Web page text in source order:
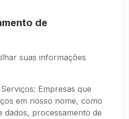
de
suas informações
Empresas que
em nosso nome, como
dados, processamento de